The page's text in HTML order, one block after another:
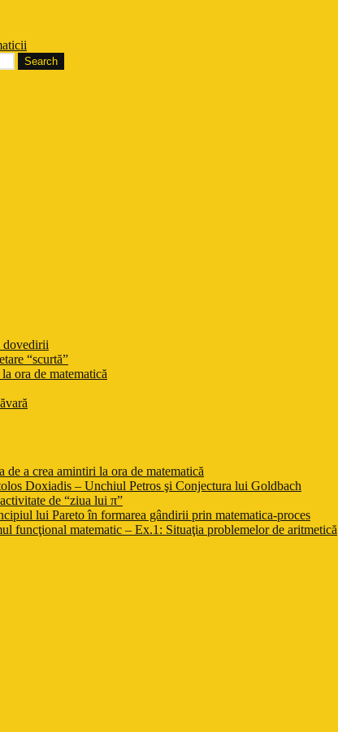
dovedirii
“scurtă”
ora de matematică
de a crea amintiri la ora de matematică
Doxiadis – Unchiul Petros şi Conjectura lui Goldbach
de “ziua lui π”
lui Pareto în formarea gândirii prin matematica-proces
funcţional matematic – Ex.1: Situaţia problemelor de aritmetică